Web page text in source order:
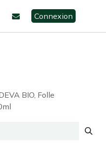
Connexion
BIO, Folle